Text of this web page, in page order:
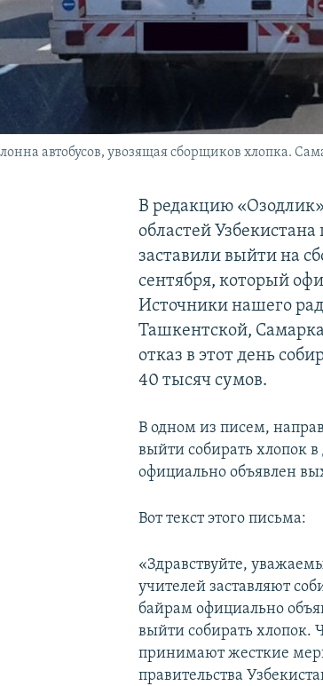
автобусов, увозящая сборщиков хлопка.
В редакцию
областей
заставили выйти на
сентября, который
Источники нашего
Ташкентской,
отказ в этот день
40 тысяч сумов.
В одном из писем,
выйти собирать хлопок
официально объявлен
Вот текст этого письма:
«Здравствуйте,
учителей заставляют
байрам официально
выйти собирать хлопок.
принимают жесткие
правительства